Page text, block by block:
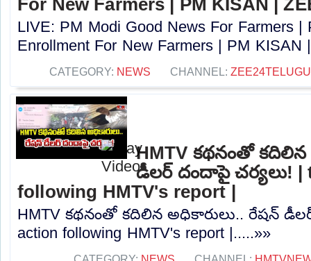
LIVE: PM Modi Good News For Farmers |
Enrollment For New Farmers | PM KISAN
CATEGORY: NEWS CHANNEL:
HMTV కథనంతో
డీలర్ దందాపై చర్యలు! |
following HMTV's report |
HMTV కథనంతో కదిలిన అధికారులు.. రేషన్
action following HMTV's report |.....»»